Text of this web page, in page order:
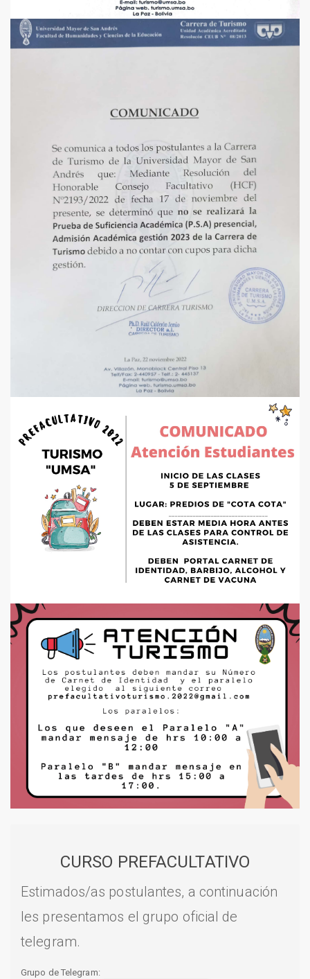
CURSO PREFACULTATIVO
Estimados/as postulantes, a continuación
les presentamos el grupo oficial de
telegram.
Grupo de Telegram: